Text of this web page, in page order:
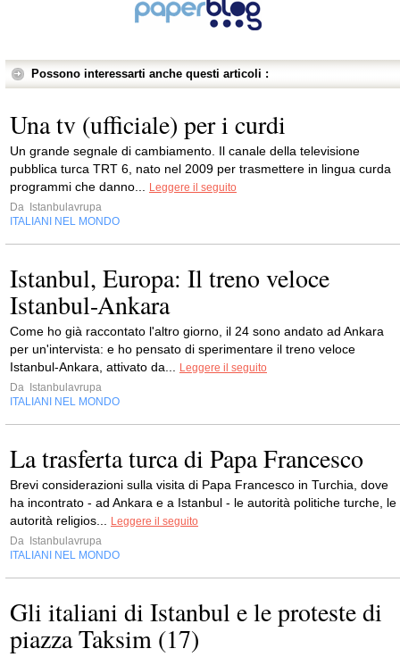
Possono interessarti anche questi articoli :
Una tv (ufficiale) per i curdi
Un grande segnale di cambiamento. Il canale della televisione
pubblica turca TRT 6, nato nel 2009 per trasmettere in lingua curda
programmi che danno...
Leggere il seguito
Da
Istanbulavrupa
ITALIANI NEL MONDO
Istanbul, Europa: Il treno veloce
Istanbul-Ankara
Come ho già raccontato l'altro giorno, il 24 sono andato ad Ankara
per un'intervista: e ho pensato di sperimentare il treno veloce
Istanbul-Ankara, attivato da...
Leggere il seguito
Da
Istanbulavrupa
ITALIANI NEL MONDO
La trasferta turca di Papa Francesco
Brevi considerazioni sulla visita di Papa Francesco in Turchia, dove
ha incontrato - ad Ankara e a Istanbul - le autorità politiche turche, le
autorità religios...
Leggere il seguito
Da
Istanbulavrupa
ITALIANI NEL MONDO
Gli italiani di Istanbul e le proteste di
piazza Taksim (17)